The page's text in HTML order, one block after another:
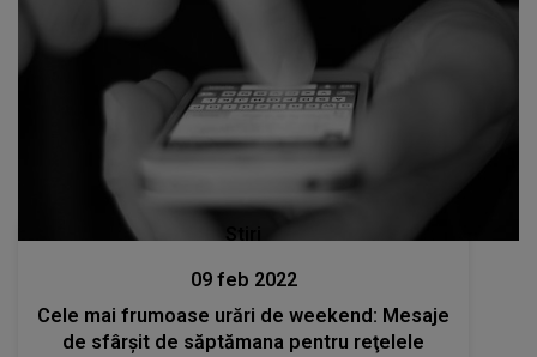
Stiri
09 feb 2022
Cele mai frumoase urări de weekend: Mesaje
de sfârşit de săptămana pentru reţelele